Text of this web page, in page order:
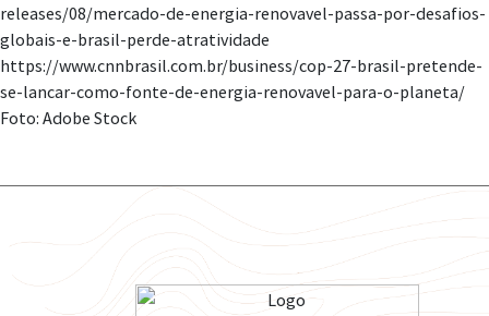
releases/08/mercado-de-energia-renovavel-passa-por-desafios-
globais-e-brasil-perde-atratividade
https://www.cnnbrasil.com.br/business/cop-27-brasil-pretende-
se-lancar-como-fonte-de-energia-renovavel-para-o-planeta/
Foto: Adobe Stock